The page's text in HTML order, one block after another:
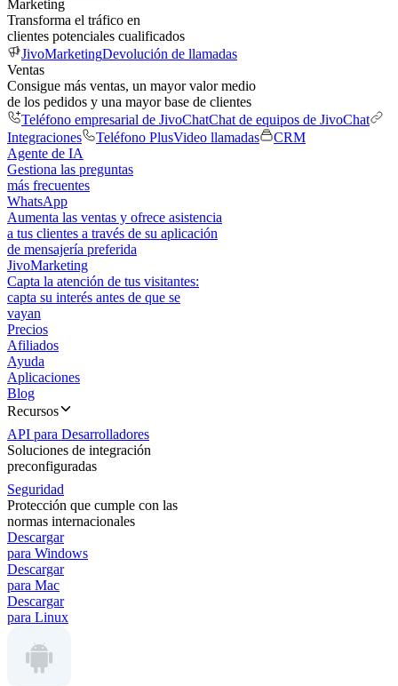
Marketing
Transforma el tráfico en
clientes potenciales cualificados
JivoMarketingDevolución de llamadas
Ventas
Consigue más ventas, un mayor valor medio
de los pedidos y una mayor base de clientes
Teléfono empresarial de JivoChatChat de equipos de JivoChat
Integraciones
Teléfono PlusVideo llamadas
CRM
Agente de IA
Gestiona las preguntas
más frecuentes
WhatsApp
Aumenta las ventas y ofrece asistencia
a tus clientes a través de su aplicación
de mensajería preferida
JivoMarketing
Capta la atención de tus visitantes:
capta su interés antes de que se
vayan
Precios
Afiliados
Ayuda
Aplicaciones
Blog
Recursos
API para Desarrolladores
Soluciones de integración
preconfiguradas
Seguridad
Protección que cumple con las
normas internacionales
Descargar
para Windows
Descargar
para Mac
Descargar
para Linux